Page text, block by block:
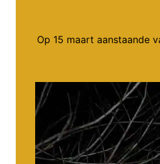
Op 15 maart aanstaande